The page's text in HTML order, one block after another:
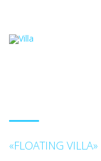
«FLOATING VILLA»